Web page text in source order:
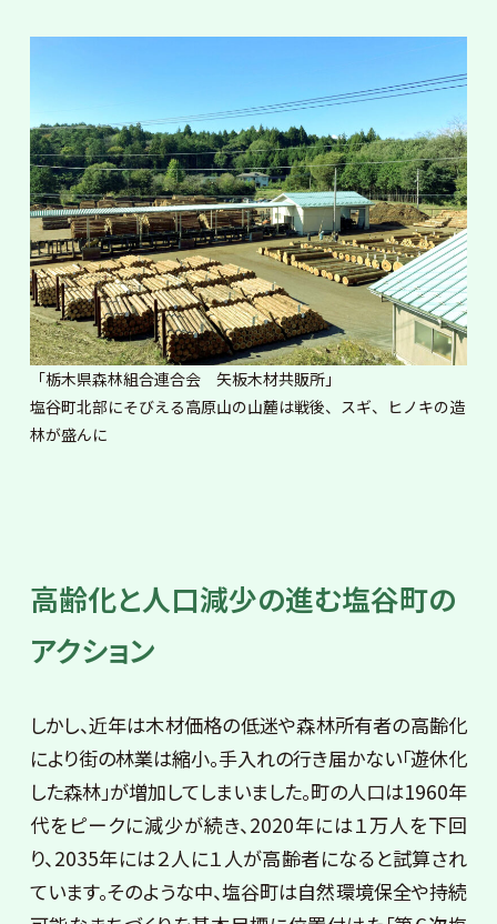
「栃木県森林組合連合会 矢板木材共販所」
塩谷町北部にそびえる高原山の山麓は戦後、スギ、ヒノキの造
林が盛んに
高齢化と人口減少の進む塩谷町の
アクション
しかし、近年は木材価格の低迷や森林所有者の高齢化
により街の林業は縮小。手入れの行き届かない「遊休化
した森林」が増加してしまいました。町の人口は1960年
代をピークに減少が続き、2020年には１万人を下回
り、2035年には２人に１人が高齢者になると試算され
ています。そのような中、塩谷町は自然環境保全や持続